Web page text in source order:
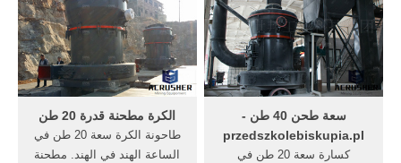
مصرسحق 500 طن في الساعة
سعر بيع محطة متنقلة.
الأسمنت الكرات - Alibaba
طاحونة الأسمنت الكرة الحديد
الزهر طحن مطحنة وسائل
الإعلام 1 .
الكرة مطحنة قدرة 20 طن
طاحونة الكرة سعة 20 طن في
الساعة الهند في الهند. مطحنة
سعة طحن 40 طن -
przedszkolebiskupia.pl
كسارة سعة 20 طن في